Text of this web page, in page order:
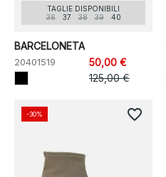
TAGLIE DISPONIBILI
36
37 38 39 40
BARCELONETA
20401519
50,00 €
125,00 €
-30% favorite_border